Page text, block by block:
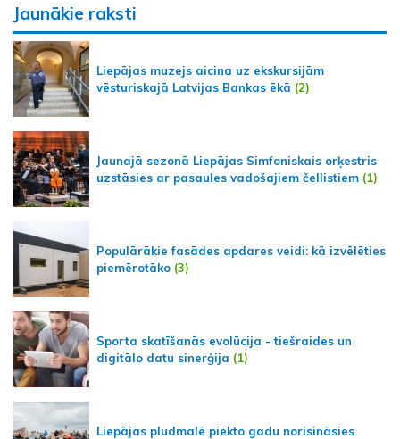
Jaunākie raksti
Liepājas muzejs aicina uz ekskursijām
vēsturiskajā Latvijas Bankas ēkā (2)
Jaunajā sezonā Liepājas Simfoniskais orķestris
uzstāsies ar pasaules vadošajiem čellistiem (1)
Populārākie fasādes apdares veidi: kā izvēlēties
piemērotāko (3)
Sporta skatīšanās evolūcija - tiešraides un
digitālo datu sinerģija (1)
Liepājas pludmalē piekto gadu norisināsies